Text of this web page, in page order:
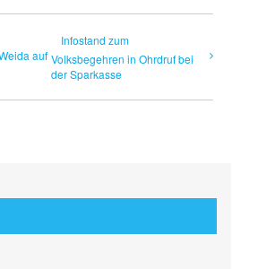
auf
Infostand zum
Volksbegehren in Ohrdruf bei
der Sparkasse